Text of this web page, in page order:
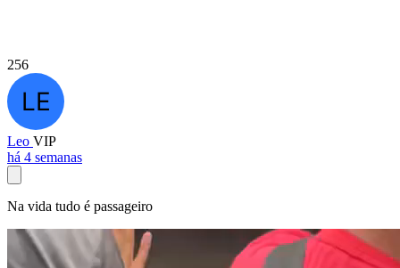
256
Leo VIP
há 4 semanas
Na vida tudo é passageiro